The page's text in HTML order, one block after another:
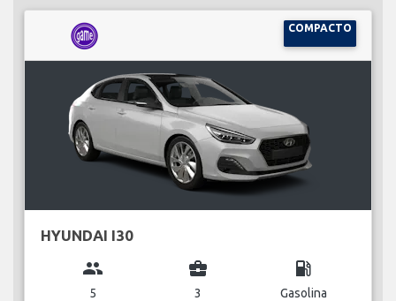
COMPACTO
HYUNDAI I30
group
5
business_center
3
local_gas_station
Gasolina